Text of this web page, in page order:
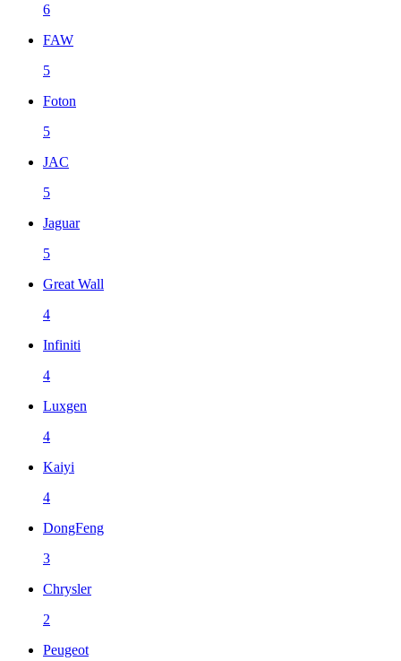
6
FAW
5
Foton
5
JAC
5
Jaguar
5
Great Wall
4
Infiniti
4
Luxgen
4
Kaiyi
4
DongFeng
3
Chrysler
2
Peugeot